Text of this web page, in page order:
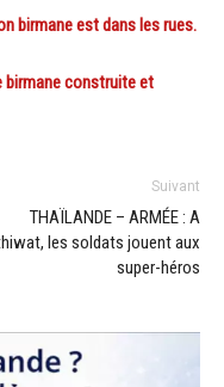
birmane est dans les rues.
birmane construite et
Suivant
THAÏLANDE – ARMÉE : A
les soldats jouent aux
super-héros